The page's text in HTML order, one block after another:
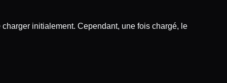
initialement. Cependant, une fois chargé, le